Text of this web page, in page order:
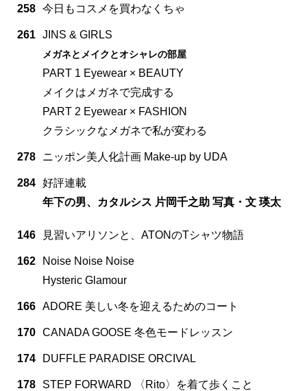
258 今日もコスメを買わなくちゃ
261 JINS & GIRLS
メガネとメイクとオシャレの部屋
PART 1 Eyewear × BEAUTY
メイクはメガネで完成する
PART 2 Eyewear × FASHION
クラシックなメガネで私が変わる
278 ニッポン美人化計画 Make-up by UDA
284 好評連載
年下の男、カタルシス 片岡千之助 写真・文 瑛太
146 見習いアリソンと、ATONのTシャツ物語
162
Noise Noise Noise
Hysteric Glamour
166 ADORE 美しい冬を迎えるためのコート
170 CANADA GOOSE 冬色モードレッスン
174 DUFFLE PARADISE ORCIVAL
178 STEP FORWARD 〈Rito〉を着て歩くこと